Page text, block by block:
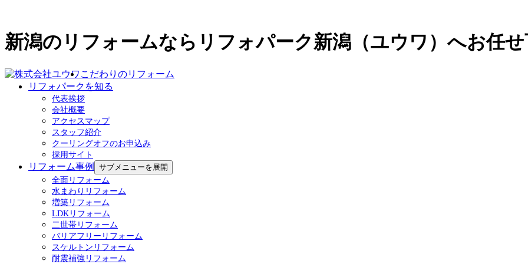
新潟のリフォームならリフォパーク新潟（ユウワ）へお任
こだわりのリフォーム
リフォパークを知る
代表挨拶
会社概要
アクセスマップ
スタッフ紹介
クーリングオフのお申込み
採用サイト
リフォーム事例
サブメニューを展開
全面リフォーム
水まわりリフォーム
増築リフォーム
LDKリフォーム
二世帯リフォーム
バリアフリーリフォーム
スケルトンリフォーム
耐震補強リフォーム